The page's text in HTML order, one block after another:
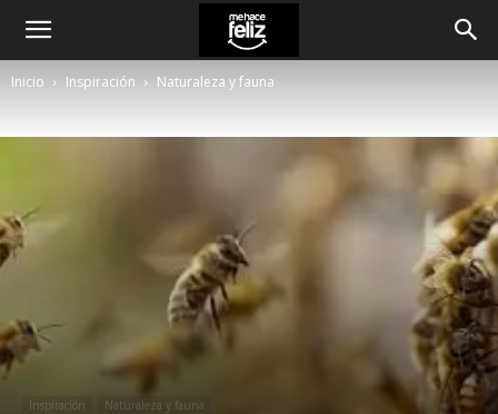
Inicio Inspiración Naturaleza y fauna
Inspiración Naturaleza y fauna